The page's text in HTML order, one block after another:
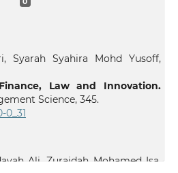
Syarah Syahira Mohd Yusoff,
Law and Innovation.
Science, 345.
0_31
Ali, Zuraidah Mohamed Isa,